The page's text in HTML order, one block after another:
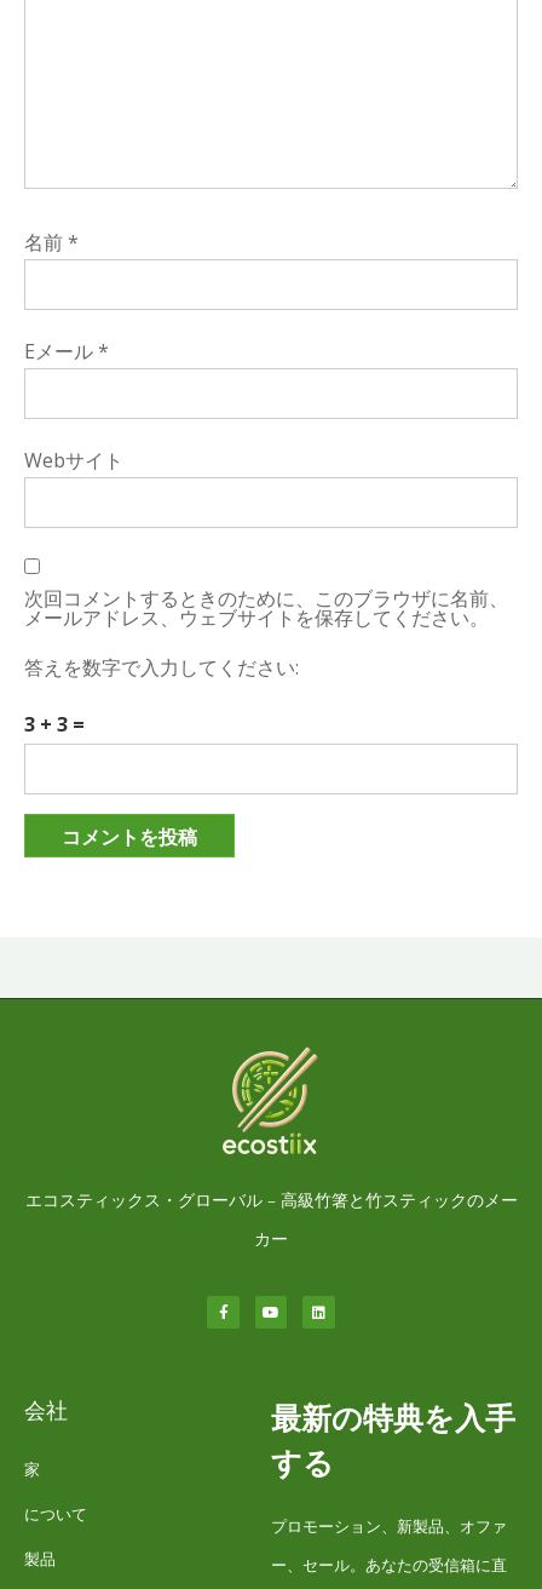
名前*
Eメール*
Webサイト
次回コメントするときのために、このブラウザに名前、
メールアドレス、ウェブサイトを保存してください。
答えを数字で入力してください:
3 + 3 =
エコスティックス・グローバル – 高級竹箸と竹スティックのメー
カー
会社
家
について
製品
最新の特典を入手
する
プロモーション、新製品、オファ
ー、セール。あなたの受信箱に直